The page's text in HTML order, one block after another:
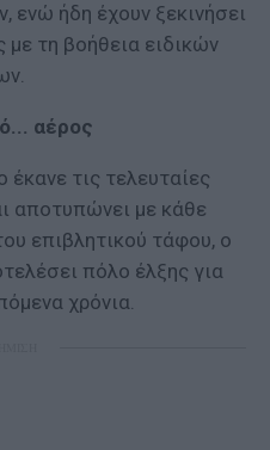
ενώ ήδη έχουν ξεκινήσει
τη βοήθεια ειδικών
αέρος
έκανε τις τελευταίες
αποτυπώνει με κάθε
επιβλητικού τάφου, ο
πόλο έλξης για
χρόνια.